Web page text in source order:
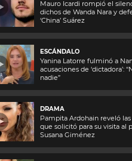
Mauro Icardi rompió el
dichos de Wanda Nara y
‘China’ Suárez
ESCÁNDALO
Yanina Latorre fulminó a
acusaciones de ‘dictadora’:
nadie”
DRAMA
Pampita Ardohain reveló
que solicitó para su visita al
Susana Giménez